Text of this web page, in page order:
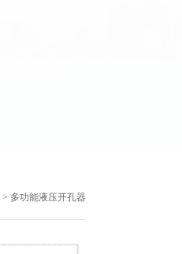
> 多功能液压开孔器